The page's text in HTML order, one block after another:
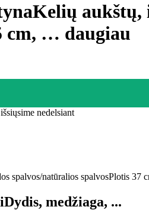
Kelių aukštų,
cm, … daugiau
nedelsiant
spalvos/natūralios spalvosPlotis 37
Dydis, medžiaga, ...